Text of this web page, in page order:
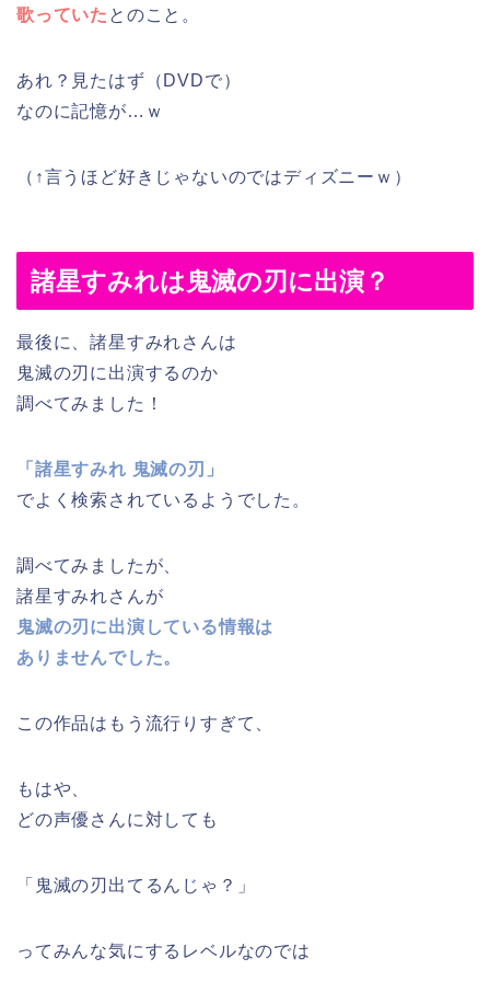
歌っていた とのこと。
あれ？見たはず（DVDで）
なのに記憶が…ｗ
（↑言うほど好きじゃないのではディズニーｗ）
諸星すみれは鬼滅の刃に出演？
最後に、諸星すみれさんは
鬼滅の刃に出演するのか
調べてみました！
「諸星すみれ 鬼滅の刃」
でよく検索されているようでした。
調べてみましたが、
諸星すみれさんが
鬼滅の刃に出演している情報は
ありませんでした。
この作品はもう流行りすぎて、
もはや、
どの声優さんに対しても
「鬼滅の刃出てるんじゃ？」
ってみんな気にするレベルなのでは